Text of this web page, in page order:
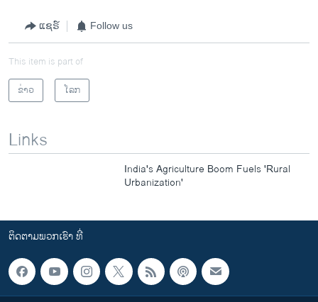
ແຊຣ໌ Follow us
This item is part of
ຂ່າວ
ໂລກ
Links
India's Agriculture Boom Fuels 'Rural
Urbanization'
ຕິດຕາມພວກເຮົາ ທີ່